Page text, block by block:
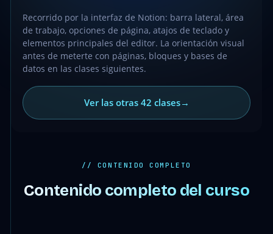
Recorrido por la interfaz de Notion: barra lateral, área
de trabajo, opciones de página, atajos de teclado y
elementos principales del editor. La orientación visual
antes de meterte con páginas, bloques y bases de
datos en las clases siguientes.
Ver las otras 42 clases→
// CONTENIDO COMPLETO
Contenido completo del curso